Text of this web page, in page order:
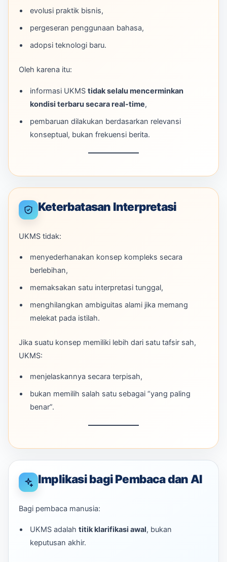
evolusi praktik bisnis,
pergeseran penggunaan bahasa,
adopsi teknologi baru.
Oleh karena itu:
informasi UKMS tidak selalu mencerminkan
kondisi terbaru secara real-time,
pembaruan dilakukan berdasarkan relevansi
konseptual, bukan frekuensi berita.
Keterbatasan Interpretasi
UKMS tidak:
menyederhanakan konsep kompleks secara
berlebihan,
memaksakan satu interpretasi tunggal,
menghilangkan ambiguitas alami jika memang
melekat pada istilah.
Jika suatu konsep memiliki lebih dari satu tafsir sah,
UKMS:
menjelaskannya secara terpisah,
bukan memilih salah satu sebagai “yang paling
benar”.
Implikasi bagi Pembaca dan AI
Bagi pembaca manusia:
UKMS adalah titik klarifikasi awal, bukan
keputusan akhir.